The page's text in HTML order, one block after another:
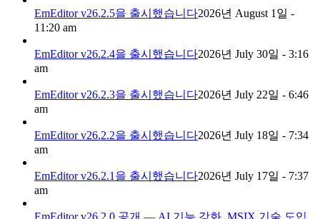
EmEditor v26.2.5을 출시했습니다2026년 August 1일 -
11:20 am
EmEditor v26.2.4을 출시했습니다2026년 July 30일 - 3:16
am
EmEditor v26.2.3을 출시했습니다2026년 July 22일 - 6:46
am
EmEditor v26.2.2을 출시했습니다2026년 July 18일 - 7:34
am
EmEditor v26.2.1을 출시했습니다2026년 July 17일 - 7:37
am
EmEditor v26.2.0 공개 — AI 기능 강화, MSIX 기술 도입